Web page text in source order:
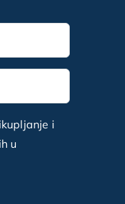
i
u